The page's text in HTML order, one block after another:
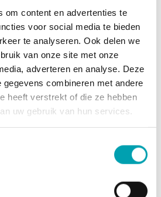
om content en advertenties te
voor social media te bieden
te analyseren. Ook delen we
van onze site met onze
adverteren en analyse. Deze
gegevens combineren met andere
heeft verstrekt of die ze hebben
uw gebruik van hun services.
aan UniKidz. Elk jaar
beoordeeld door de
samen met onze actieve
behartigt de
voorgelegd aan de directie. Doel
kind(eren) en om met elkaar